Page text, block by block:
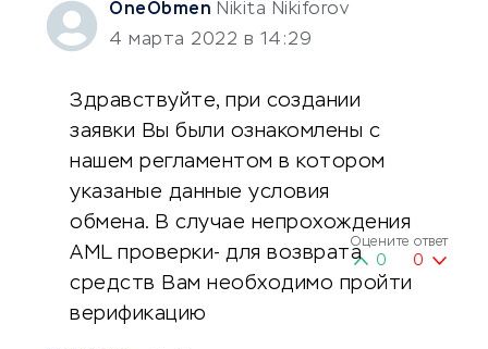
Оцените ответ
0 0
OneObmen Nikita Nikiforov
4 марта 2022 в 14:29
Здравствуйте, при создании
заявки Вы были ознакомлены с
нашем регламентом в котором
указаные данные условия
обмена. В случае непрохождения
AML проверки- для возврата
средств Вам необходимо пройти
верификацию